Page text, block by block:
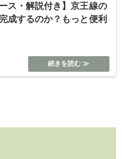
ス・解説付き】京王線の
成するのか？もっと便利